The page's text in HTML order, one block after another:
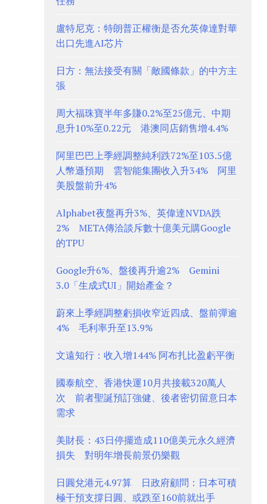
盧特尼克：特朗普正權衡是否允英偉達對華
出口先進AI芯片
日方：無法接受有關「敵國條款」的中方主
張
周大福珠寶半年多賺0.2%至25億元、中期
息升10%至0.22元 港澳同店銷售增4.4%
阿里巴巴上季經調整純利跌72%至103.5億
人幣遜預期 雲智能集團收入升34% 阿里
美股盤前升4%
Alphabet夜盤再升3%、英偉達NVDA跌
2% META傳洽談斥數十億美元購Google
的TPU
Google升6%、盤後再升逾2% Gemini
3.0「生成式UI」開始產金？
蔚來上季經調整虧損收窄近四成、盤前彈逾
4% 毛利率升至13.9%
文遠知行：收入增144% 阿布扎比盈虧平衡
國泰航空、香港快運10月共接載320萬人
次 前者聖誕預訂強健、後者密切留意日本
需求
美財長：43日停擺造成110億美元永久經濟
損失 對明年增長前景仍樂觀
日圓兌港元4.97算 日政府顧問：日本可積
極干預支撐日圓、或跌至160前就出手